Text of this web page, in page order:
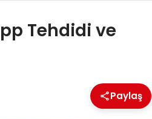
Tehdidi ve
Paylaş